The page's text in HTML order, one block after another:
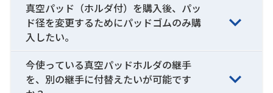
真空パッド（ホルダ付）を購入後、パッ
ド径を変更するためにパッドゴムのみ購
入したい。
今使っている真空パッドホルダの継手
を、別の継手に付替えたいが可能です